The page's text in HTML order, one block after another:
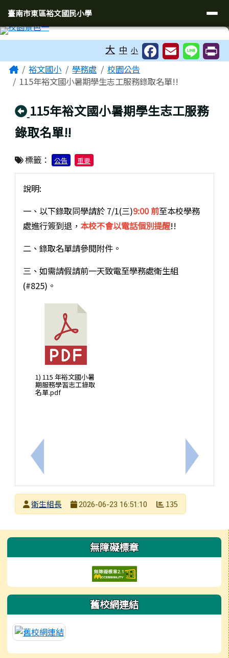
臺南市東區裕文國民小學
導覽列
臺南市東區裕文國民小學
大 中 小
主內容區域
Home裕文國小 學務處
校園公告
115年裕文國小暑期學生志工服務錄取名單!!
回上頁
115年裕文國小暑期學生志工服務
錄取名單!!
標籤： 公告 重要
上一筆：第60期「氣候少年」電子檔，歡迎閱讀、分
說明:
一、以下錄取同學請於 7/1(三)9:00 前至本校學務
處進行簽到退， 本校不會以電話個別提醒!!
二、錄取名單請參閱附件。
三、如需請假請前一天致電至學務處衛生組
(#825)。
1) 115 年裕文國小暑
期服務學習志工錄取
名單.pdf
下一筆：
發布者
衛生組長
2026-06-23 16:51:10 135
左邊區域內容 無障礙標章
舊校網連結
頁尾區域